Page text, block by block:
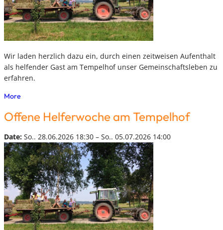
Wir laden herzlich dazu ein, durch einen zeitweisen Aufenthalt
als helfender Gast am Tempelhof unser Gemeinschaftsleben zu
erfahren.
More
Offene Helferwoche am Tempelhof
Date: So.. 28.06.2026 18:30 – So.. 05.07.2026 14:00